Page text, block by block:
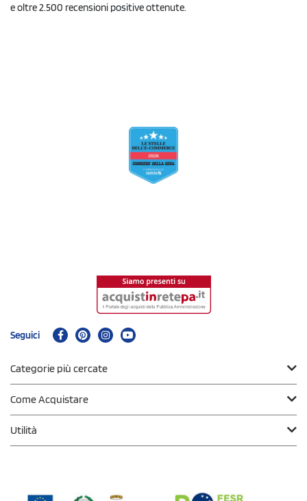
e oltre 2.500 recensioni positive ottenute.
Seguici
Categorie più cercate
Come Acquistare
Utilità